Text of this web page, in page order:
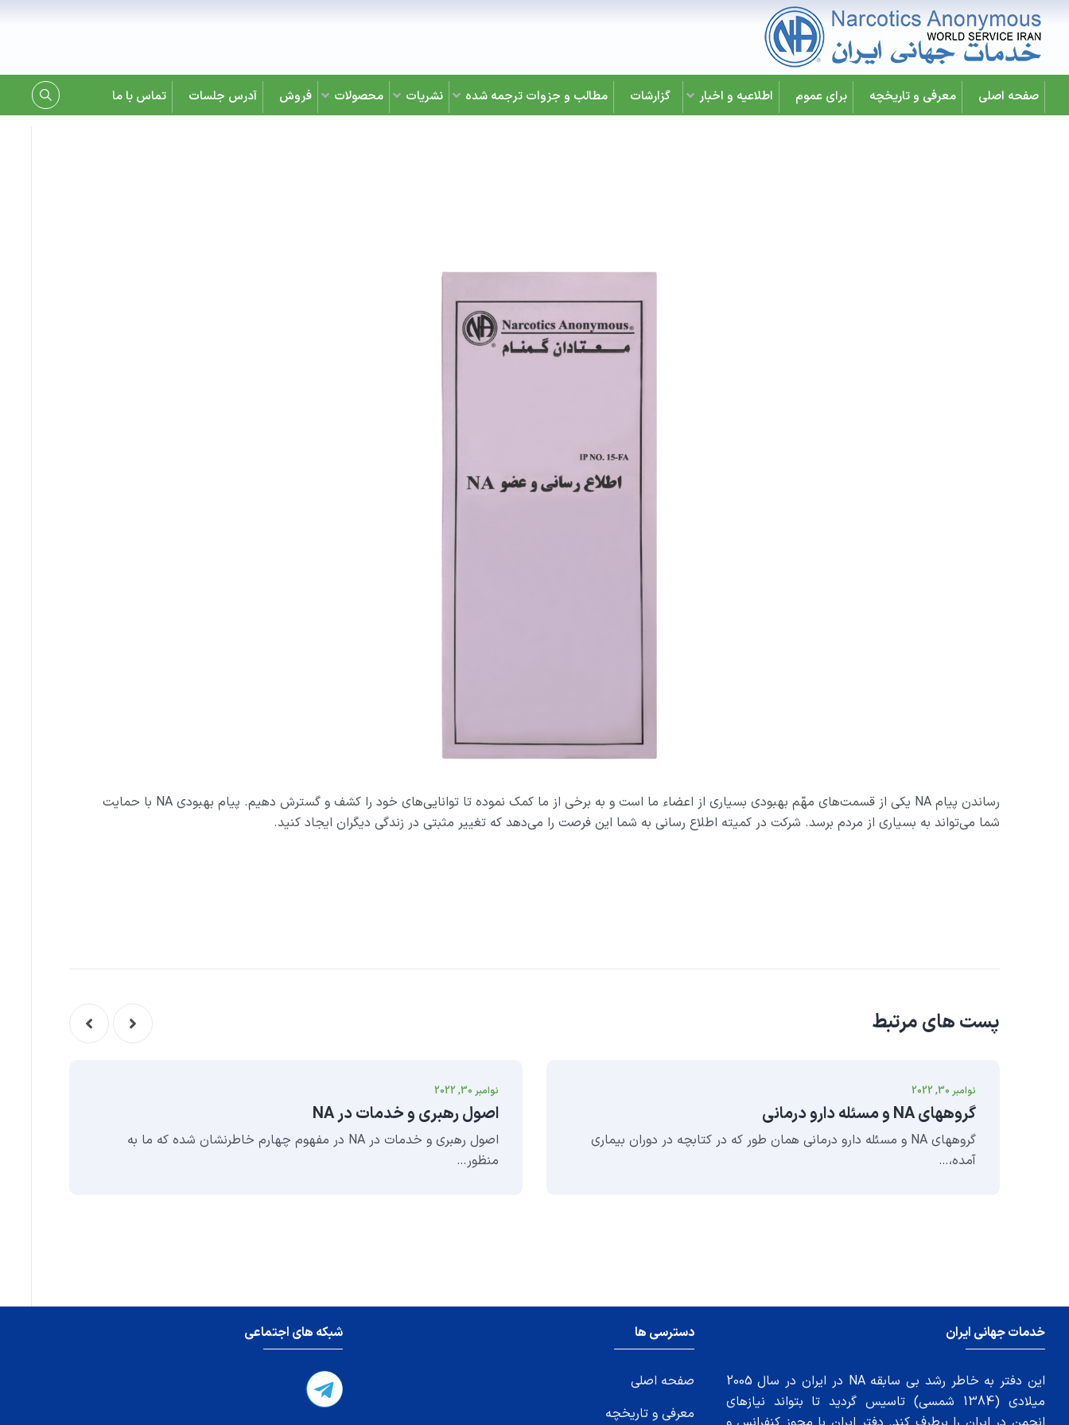
صفحه اصلی معرفی و تاریخچه برای عموم اطلاعیه و اخبار گزارشات مطالب و جزوات ترجمه شده نشریات محصولات فروش آدرس جلسات تماس با ما
رساندن پیام NA یکی از قسمت‌های مهّم بهبودی بسیاری از اعضاء ما است و به برخی از ما کمک نموده تا توانایی‌های خود را کشف و گسترش دهیم. پیام بهبودی
NA با حمایت
شما می‌تواند به بسیاری از مردم برسد. شرکت در کمیته اطلاع رسانی به شما این فرصت را می‌دهد که تغییر مثبتی در زندگی دیگران ایجاد کنید.
پست های مرتبط
نوامبر 30, 2022
گروههای NA و مسئله دارو درمانی
گروههای NA و مسئله دارو درمانی همان طور که در کتابچه در دوران بیماری
آمده،…
نوامبر 30, 2022
اصول رهبری و خدمات در NA
اصول رهبری و خدمات در NA در مفهوم چهارم خاطرنشان شده که ما به
منظور…
خدمات جهانی ایران
این دفتر به خاطر رشد بی سابقه NA در ایران در سال 2005
میلادی (1384 شمسی) تاسیس گردید تا بتواند نیازهای
دسترسی ها
صفحه اصلی
معرفی و تاریخچه
شبکه های اجتماعی